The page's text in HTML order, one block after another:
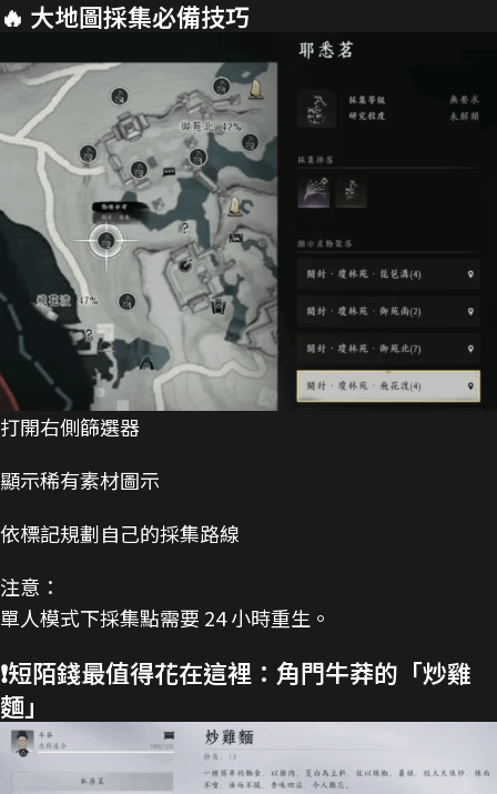
🔥 大地圖採集必備技巧
打開右側篩選器
顯示稀有素材圖示
依標記規劃自己的採集路線
注意：
單人模式下採集點需要 24 小時重生。
❗短陌錢最值得花在這裡：角門牛莽的「炒雞
麵」